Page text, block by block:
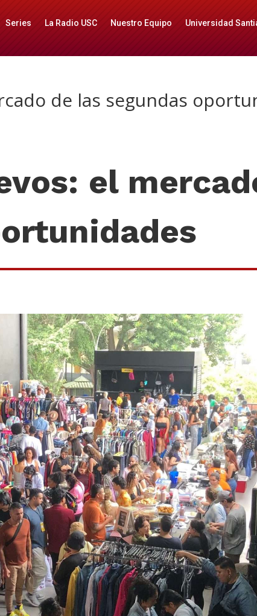
Series La Radio USC Nuestro Equipo Universidad
de las segundas
el